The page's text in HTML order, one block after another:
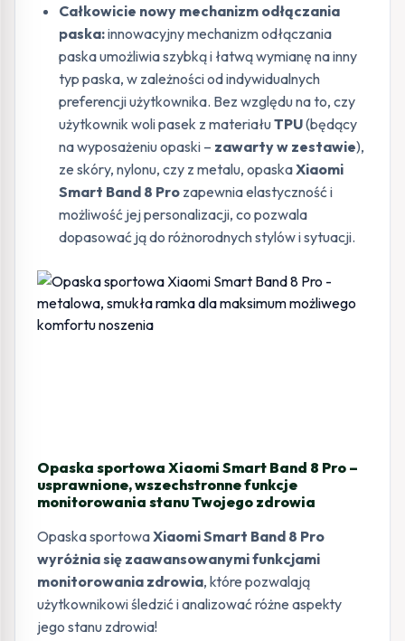
Całkowicie nowy mechanizm odłączania
paska:innowacyjny mechanizm odłączania
paska umożliwia szybką i łatwą wymianę na inny
typ paska, w zależności od indywidualnych
preferencji użytkownika. Bez względu na to, czy
użytkownik woli pasek z materiałuTPU(będący
na wyposażeniu opaski – zawarty w zestawie),
ze skóry, nylonu, czy z metalu, opaskaXiaomi
Smart Band 8 Pro zapewnia elastyczność i
możliwość jej personalizacji, co pozwala
dopasować ją do różnorodnych stylów i sytuacji.
Opaska sportowa Xiaomi Smart Band 8 Pro –
usprawnione, wszechstronne funkcje
monitorowania stanu Twojego zdrowia
Opaska sportowaXiaomi Smart Band 8 Pro
wyróżnia się zaawansowanymi funkcjami
monitorowania zdrowia, które pozwalają
użytkownikowi śledzić i analizować różne aspekty
jego stanu zdrowia!